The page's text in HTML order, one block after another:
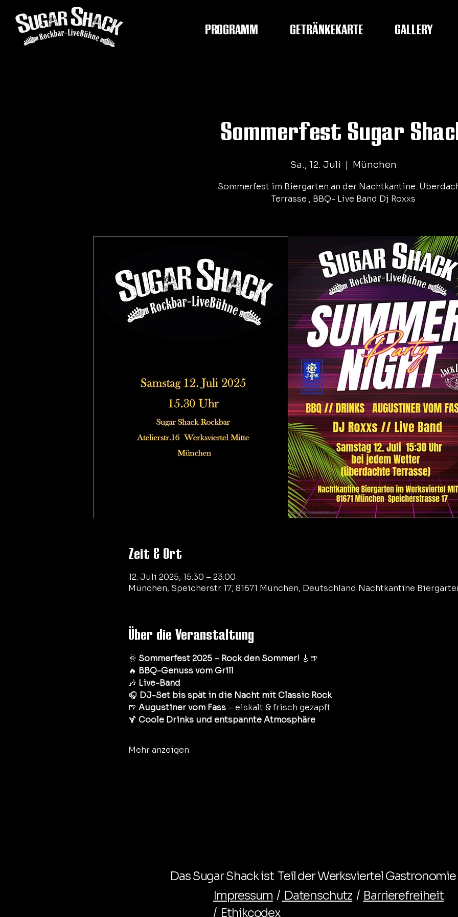
PROGRAMM GETRÄNKEKARTE GALLERY
Sommerfest Sugar
Sa., 12. Juli
  |
München
Sommerfest im Biergarten an der Nachtkantine.
Terrasse , BBQ- Live Band Dj Roxxs
Zeit & Ort
12. Juli 2025, 15:30 – 23:00
München, Speicherstr 17, 81671 München, Deutschland Nachtkantine
Über die Veranstaltung
🌞 Sommerfest 2025 – Rock den Sommer! 🎸🍺
🔥 BBQ-Genuss vom Grill
🎶 Live-Band
🎧 DJ-Set bis spät in die Nacht mit Classic Rock
🍺 Augustiner vom Fass – eiskalt & frisch gezapft
🍹 Coole Drinks und entspannte Atmosphäre
Mehr anzeigen
Das Sugar Shack ist Teil der Werksviertel
Impressum / Datenschutz / Barrierefreiheit
/ Ethikcodex